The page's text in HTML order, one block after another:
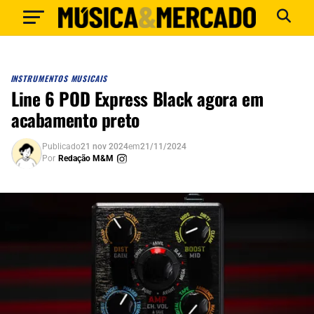
INSTRUMENTOS MUSICAIS
Line 6 POD Express Black agora em
acabamento preto
Publicado21 nov 2024em21/11/2024
Por Redação M&M